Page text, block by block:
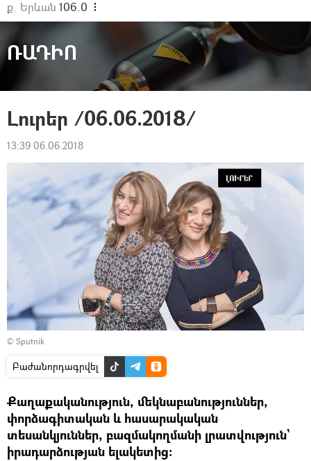
ք. Երևան 106.0
ՌԱԴԻՈ
Լուրեր /06.06.2018/
13:39 06.06.2018
© Sputnik
Բաժանորդագրվել
Քաղաքականություն, մեկնաբանություններ,
փորձագիտական և հասարակական
տեսանկյուններ, բազմակողմանի լրատվություն`
իրադարձության ելակետից: